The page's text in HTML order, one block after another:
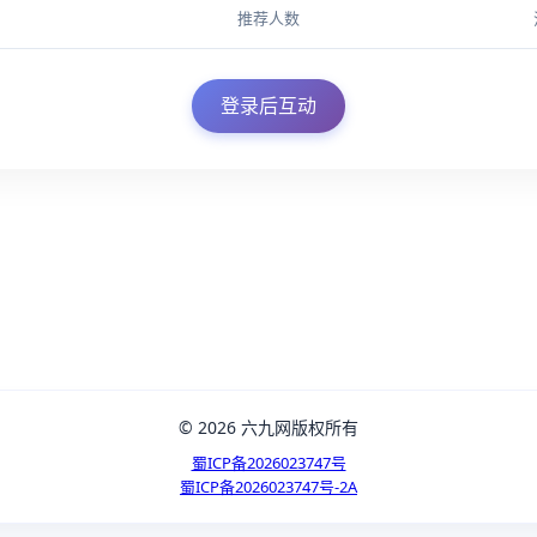
推荐人数
登录后互动
© 2026 六九网版权所有
蜀ICP备2026023747号
蜀ICP备2026023747号-2A